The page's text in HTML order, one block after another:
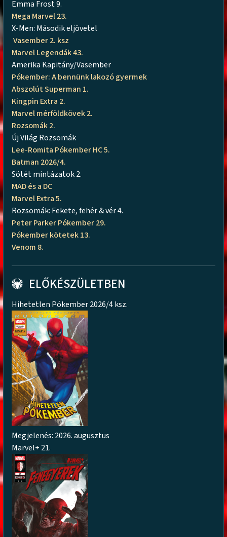
Emma Frost 9.
Mega Marvel 23.
X-Men: Második eljövetel
Vasember 2. ksz
Marvel Legendák 43.
Amerika Kapitány/Vasember
Pókember: A bennünk lakozó gyermek
Abszolút Superman 1.
Kingpin Extra 2.
Marvel mérföldkövek 2.
Rozsomák 2.
Új Világ Rozsomák
Lee-Romita Pókember HC 5.
Batman 2026/4.
Sötét mintázatok 2.
MAD és a DC
Marvel Extra 5.
Rozsomák: Fekete, fehér & vér 4.
Peter Parker Pókember 29.
Pókember kötetek 13.
Venom 8.
ELŐKÉSZÜLETBEN
Hihetetlen Pókember 2026/4 ksz.
Megjelenés: 2026. augusztus
Marvel+ 21.